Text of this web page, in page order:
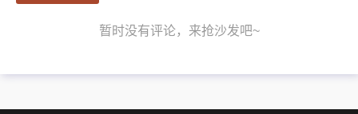
暂时没有评论，来抢沙发吧~